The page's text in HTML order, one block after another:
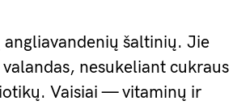
šaltinių. Jie
nesukeliant cukraus
Vaisiai — vitaminų ir